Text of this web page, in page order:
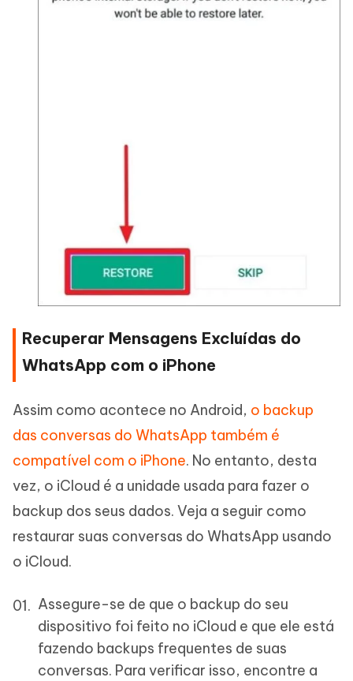
Recuperar Mensagens Excluídas do
WhatsApp com o iPhone
Assim como acontece no Android, o backup
das conversas do WhatsApp também é
compatível com o iPhone. No entanto, desta
vez, o iCloud é a unidade usada para fazer o
backup dos seus dados. Veja a seguir como
restaurar suas conversas do WhatsApp usando
o iCloud.
Assegure-se de que o backup do seu
dispositivo foi feito no iCloud e que ele está
fazendo backups frequentes de suas
conversas. Para verificar isso, encontre a